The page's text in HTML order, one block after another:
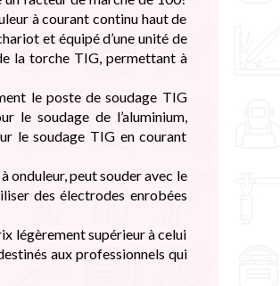
à courant continu haut de
et équipé d’une unité de
la torche TIG, permettant à
le poste de soudage TIG
le soudage de l’aluminium,
le soudage TIG en courant
onduleur, peut souder avec le
des électrodes enrobées
légèrement supérieur à celui
aux professionnels qui